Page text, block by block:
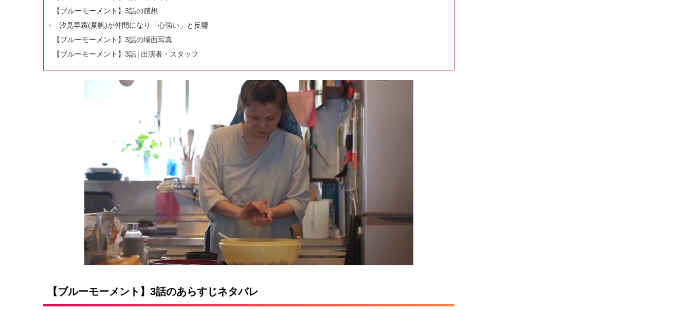
【ブルーモーメント】3話の感想
汐見早霧(夏帆)が仲間になり「心強い」と反響
【ブルーモーメント】3話の場面写真
【ブルーモーメント】3話│出演者・スタッフ
【ブルーモーメント】3話のあらすじネタバレ